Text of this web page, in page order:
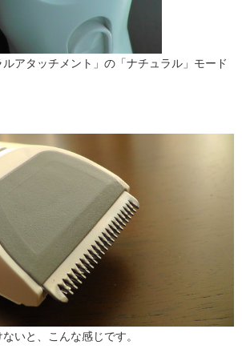
ルアタッチメント」の「ナチュラル」モード
いと、こんな感じです。